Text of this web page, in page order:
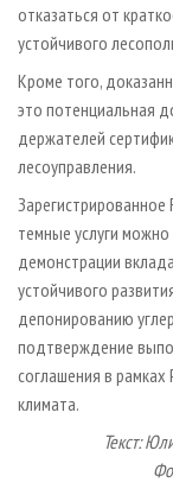
отказаться от
устойчивого
Кроме того,
это потенциальная
держателей
лесоуправления.
Зарегистрированное
темные услуги
демонстрации
устойчивого
депонированию
подтверждение
соглашения в
климата.
Текст: